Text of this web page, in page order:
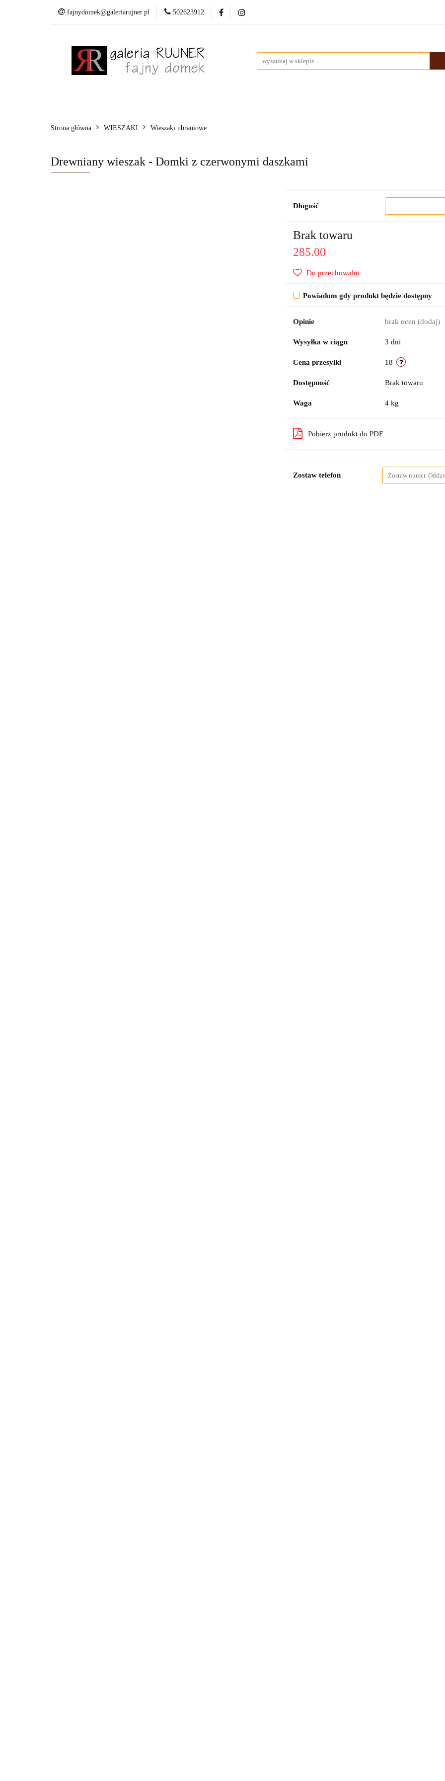
fajnydomek@galeriarujner.pl 502623912
Domki Wieszaki
Pracownia
Strona główna WIESZAKI Wieszaki ubraniowe
Drewniany wieszak - Domki z czerwonymi daszkami
Długość
Brak towaru
285.00
Do przechowalni
Powiadom gdy produkt będzie dostępny
Opinie brak ocen (dodaj)
Wysyłka w ciągu 3 dni
Cena przesyłki 18
Dostępność Brak towaru
Waga 4 kg
Pobierz produkt do PDF
Zostaw telefon